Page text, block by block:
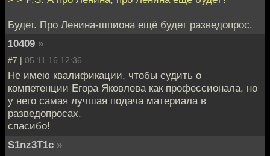
Будет. Про Ленина-шпиона ещё будет разведопрос.
10409 »
#7 | 05.11.16 12:36
Не имею квалификации, чтобы судить о
компетенции Егора Яковлева как профессионала, но
у него самая лучшая подача материала в
разведопросах.
спасибо!
S1nz3T1c »